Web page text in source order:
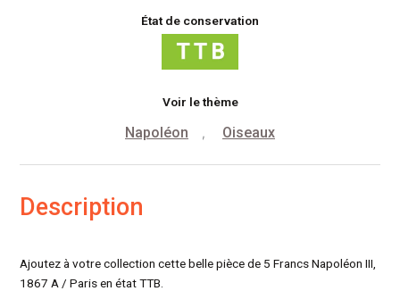
État de conservation
Voir le thème
Napoléon , Oiseaux
Description
Ajoutez à votre collection cette belle pièce de 5 Francs Napoléon III,
1867 A / Paris en état TTB.